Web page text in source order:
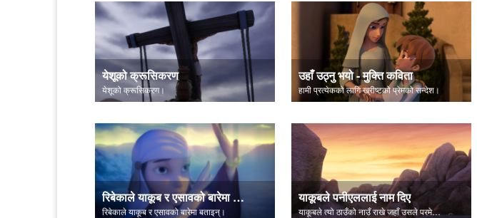
येशूको क्रूसिकरण
येशूको क्रूसिकरण।
उहाँ उठ्नु भयो - मुक्ति कविता
हामी प्रत्येकको लागि ख्रीष्टको प्रेमको सन्देश।
रिबेकाले याकूब र एसावको बारेमा बताइन्
रिबेकाले याकूब र एसावको बारेमा बताइन्।
याकूबले पनीएललाई नाम दिए
याकूबले त्यो ठाउँको नाउँ राखे जहाँ उसले परमेश्वरसँग लड्यो, पेनिएल।